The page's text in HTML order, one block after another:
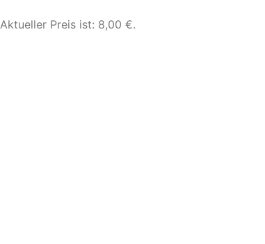
Aktueller Preis ist: 8,00 €.